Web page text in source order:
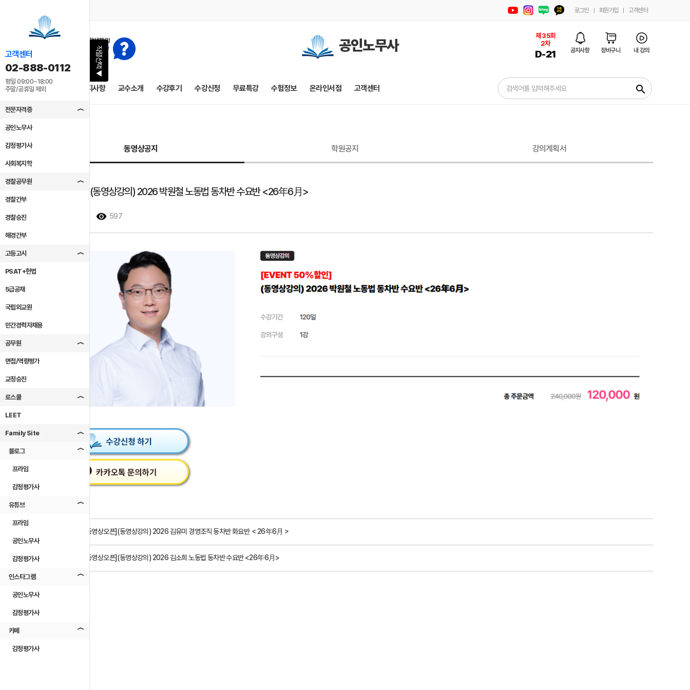
직렬선택
▶
고객센터
02-888-0112
평일 09:00~18:00
주말/공휴일 제외
전문자격증
공인노무사
감정평가사
사회복지학
경찰공무원
경찰간부
경찰승진
해경간부
고등고시
PSAT+헌법
5급공채
국립외교원
민간경력자채용
공무원
면접/역량평가
교정승진
로스쿨
LEET
Family Site
블로그
프라임
감정평가사
유튜브
프라임
공인노무사
감정평가사
인스타그램
공인노무사
감정평가사
카페
감정평가사
로그인 회원가입 고객센터
공인노무사
제 35회
2차
D-21 공지사항 장바구니 내 강의
1차 종합반 공지사항 교수소개 수강후기 수강신청 무료특강 수험정보 온라인서점 고객센터 search
동영상공지 학원공지 강의계획서
[동영상오픈](동영상강의) 2026 박원철 노동법 동차반 수요반 <26年6月>
597
[동영상오픈](동영상강의) 2026 김유미 경영조직 동차반 화요반 ＜26年6月＞
[동영상오픈](동영상강의) 2026 김소희 노동법 동차반 수요반 <26年6月>